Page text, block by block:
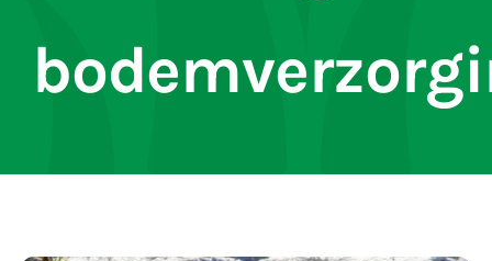
Planten
Ziekten & Plagen